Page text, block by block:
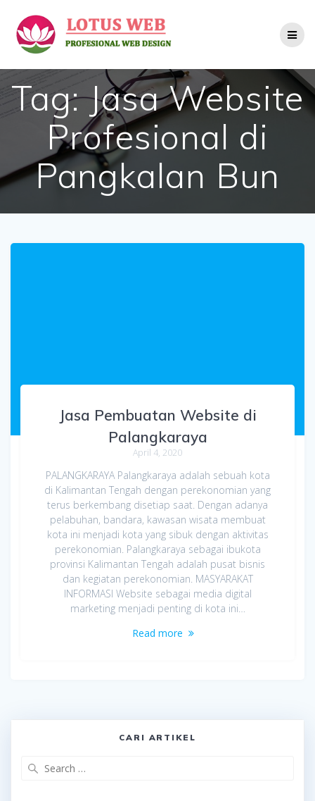
to
content
Tag:Jasa Website
Profesional di
Pangkalan Bun
Jasa Pembuatan Website di
Palangkaraya
April 4, 2020
PALANGKARAYA Palangkaraya adalah sebuah kota
di Kalimantan Tengah dengan perekonomian yang
terus berkembang disetiap saat. Dengan adanya
pelabuhan, bandara, kawasan wisata membuat
kota ini menjadi kota yang sibuk dengan aktivitas
perekonomian. Palangkaraya sebagai ibukota
provinsi Kalimantan Tengah adalah pusat bisnis
dan kegiatan perekonomian. MASYARAKAT
INFORMASI Website sebagai media digital
marketing menjadi penting di kota ini…
Read more
CARI ARTIKEL